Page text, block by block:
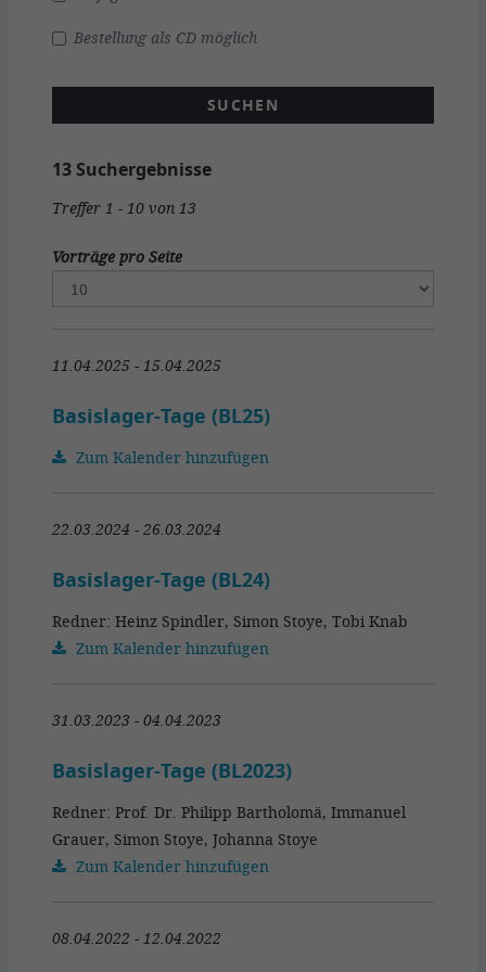
Bestellung als CD möglich
13 Suchergebnisse
Treffer 1 - 10 von 13
Vorträge pro Seite
11.04.2025 - 15.04.2025
Basislager-Tage (BL25)
Zum Kalender hinzufügen
22.03.2024 - 26.03.2024
Basislager-Tage (BL24)
Redner: Heinz Spindler, Simon Stoye, Tobi Knab
Zum Kalender hinzufügen
31.03.2023 - 04.04.2023
Basislager-Tage (BL2023)
Redner: Prof. Dr. Philipp Bartholomä, Immanuel
Grauer, Simon Stoye, Johanna Stoye
Zum Kalender hinzufügen
08.04.2022 - 12.04.2022